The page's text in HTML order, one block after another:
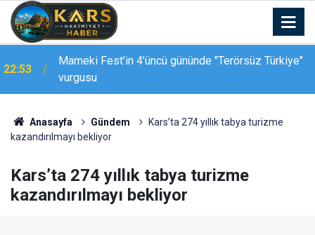
22:39
Kars-Akyaka yolcu treni arızalandı, hemzemin
geçitte araç kuyruğu oluştu
Anasayfa Gündem
Kars’ta 274 yıllık tabya turizme
kazandırılmayı bekliyor
Kars’ta 274 yıllık tabya turizme
kazandırılmayı bekliyor